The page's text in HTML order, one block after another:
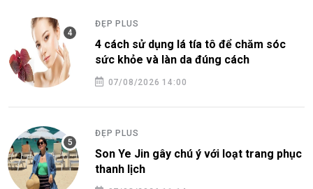
ĐẸP PLUS
4 cách sử dụng lá tía tô để chăm sóc
sức khỏe và làn da đúng cách
07/08/2026 14:00
ĐẸP PLUS
Son Ye Jin gây chú ý với loạt trang phục
thanh lịch